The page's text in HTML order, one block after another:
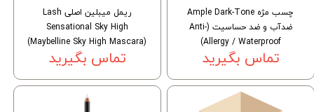
چسب مژه Ample Dark-Tone
ضدآب و ضد حساسیت (Anti-
Allergy / Waterproof)
تماس بگیرید
ریمل میبلین اصلی Lash
Sensational Sky High
(Maybelline Sky High Mascara)
تماس بگیرید